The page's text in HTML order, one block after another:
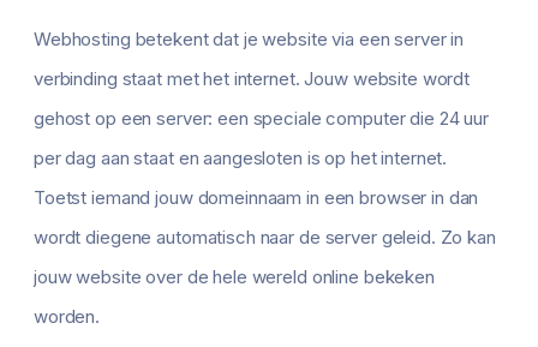
Webhosting betekent dat je website via een server in
verbinding staat met het internet. Jouw website wordt
gehost op een server: een speciale computer die 24 uur
per dag aan staat en aangesloten is op het internet.
Toetst iemand jouw domeinnaam in een browser in dan
wordt diegene automatisch naar de server geleid. Zo kan
jouw website over de hele wereld online bekeken
worden.